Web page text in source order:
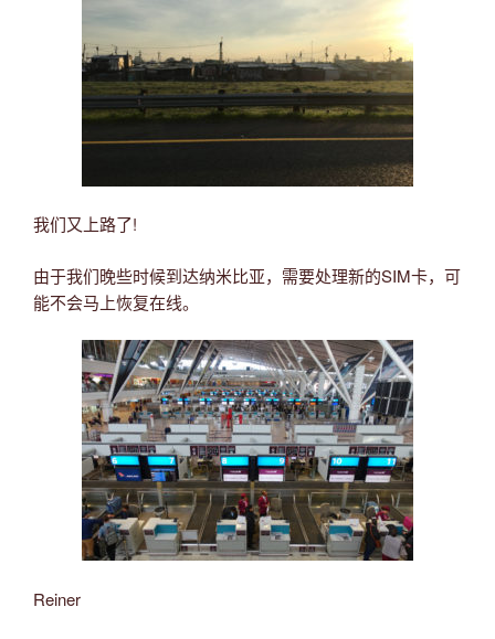
我们又上路了!
由于我们晚些时候到达纳米比亚，需要处理新的SIM卡，可
能不会马上恢复在线。
Reiner